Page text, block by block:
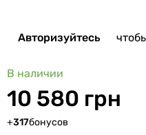
Авторизуйтесь
В наличии
10 580 грн
+317бонусов